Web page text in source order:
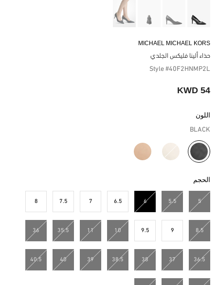
MICHAEL MICHAEL KORS
حذاء ألينا فليكس الجلدي
Style #40F2HNMP2L
54 KWD
اللون
BLACK
مختار
الحجم
5
5.5
6
مختار
6.5
7
7.5
8
8.5
9
9.5
10
11
35.5
36
36.5
37
38
38.5
39
40
40.5